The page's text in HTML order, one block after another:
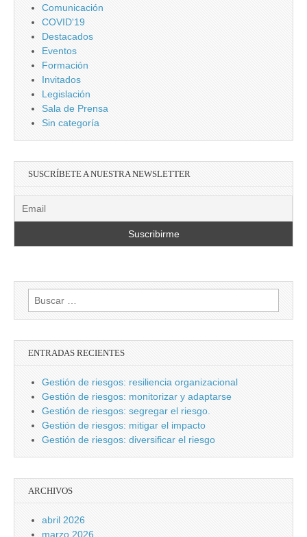
Comunicación
COVID'19
Destacados
Eventos
Formación
Invitados
Legislación
Sala de Prensa
Sin categoría
SUSCRÍBETE A NUESTRA NEWSLETTER
Buscar:
ENTRADAS RECIENTES
Gestión de riesgos: resiliencia organizacional
Gestión de riesgos: monitorizar y adaptarse
Gestión de riesgos: segregar el riesgo.
Gestión de riesgos: mitigar el impacto
Gestión de riesgos: diversificar el riesgo
ARCHIVOS
abril 2026
marzo 2026